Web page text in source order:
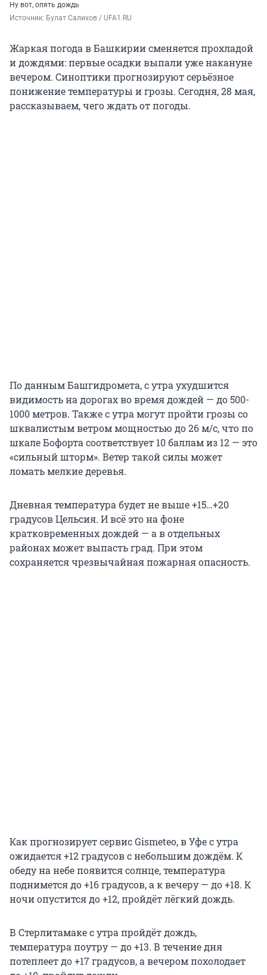
Ну вот, опять дождь
Источник: Булат Салихов / UFA1.RU
Жаркая погода в Башкирии сменяется прохладой
и дождями: первые осадки выпали уже накануне
вечером. Синоптики прогнозируют серьёзное
понижение температуры и грозы. Сегодня, 28 мая,
рассказываем, чего ждать от погоды.
По данным Башгидромета, с утра ухудшится
видимость на дорогах во время дождей — до 500-
1000 метров. Также с утра могут пройти грозы со
шквалистым ветром мощностью до 26 м/с, что по
шкале Бофорта соответствует 10 баллам из 12 — это
«сильный шторм». Ветер такой силы может
ломать мелкие деревья.
Дневная температура будет не выше +15…+20
градусов Цельсия. И всё это на фоне
кратковременных дождей — а в отдельных
районах может выпасть град. При этом
сохраняется чрезвычайная пожарная опасность.
Как прогнозирует сервис Gismeteo, в Уфе с утра
ожидается +12 градусов с небольшим дождём. К
обеду на небе появится солнце, температура
поднимется до +16 градусов, а к вечеру — до +18. К
ночи опустится до +12, пройдёт лёгкий дождь.
В Стерлитамаке с утра пройдёт дождь,
температура поутру — до +13. В течение дня
потеплеет до +17 градусов, а вечером похолодает